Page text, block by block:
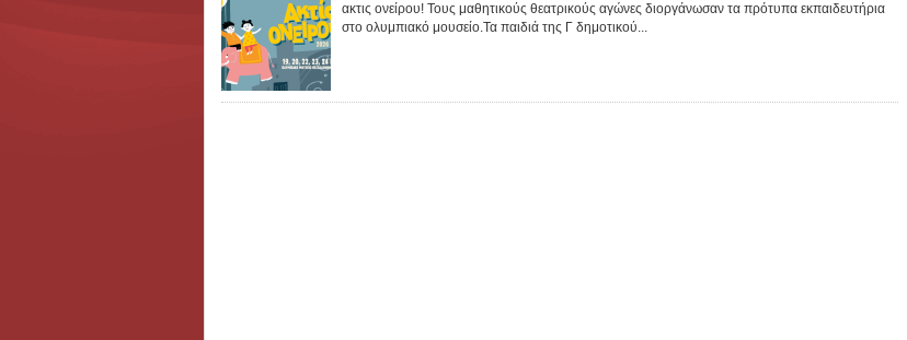
ακτις ονείρου! Τους μαθητικούς θεατρικούς αγώνες διοργάνωσαν τα πρότυπα εκπαιδευτήρια
στο ολυμπιακό μουσείο.Τα παιδιά της Γ δημοτικού...